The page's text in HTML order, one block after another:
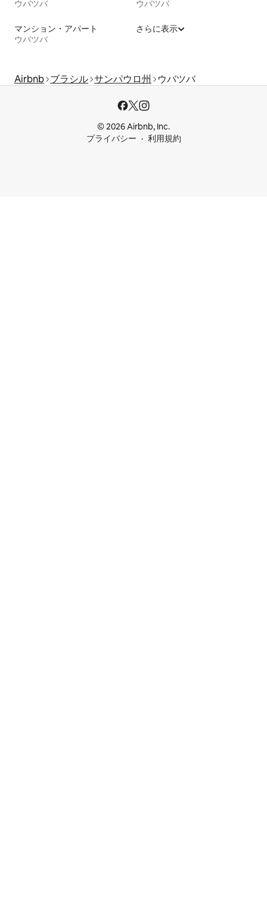
ウバツバ ウバツバ
マンション・アパート
ウバツバ
さらに表示
Airbnb ブラシル サンパウロ州 ウバツバ
© 2026 Airbnb, Inc.
プライバシー
利用規約